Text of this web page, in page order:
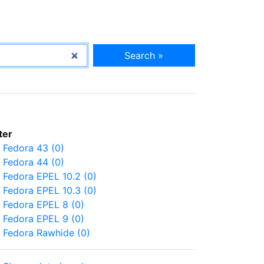
Search »
Fedora 43 (0)
Fedora 44 (0)
Fedora EPEL 10.2 (0)
Fedora EPEL 10.3 (0)
Fedora EPEL 8 (0)
Fedora EPEL 9 (0)
Fedora Rawhide (0)